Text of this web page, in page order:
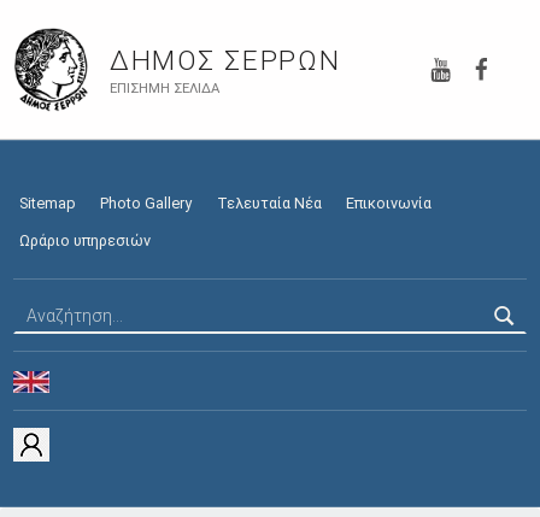
ΔΉΜΟΣ ΣΕΡΡΏΝ
ΕΠΊΣΗΜΗ ΣΕΛΊΔΑ
Sitemap Photo Gallery Τελευταία Νέα Επικοινωνία
Ωράριο υπηρεσιών